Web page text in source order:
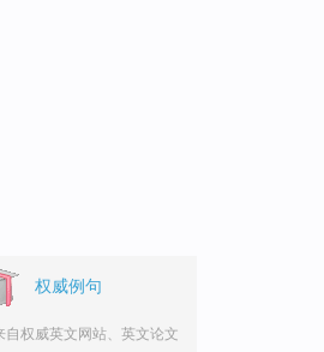
权威例句
自权威英文网站、英文论文